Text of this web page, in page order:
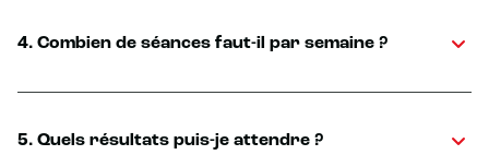
4. Combien de séances faut-il par semaine ?
5. Quels résultats puis-je attendre ?